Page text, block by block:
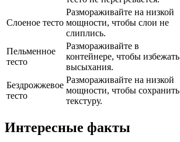
Слоеное тесто
Размораживайте на низкой
мощности, чтобы слои не
слиплись.
Пельменное
тесто
Размораживайте в
контейнере, чтобы избежать
высыхания.
Бездрожжевое
тесто
Размораживайте на низкой
мощности, чтобы сохранить
текстуру.
Интересные факты